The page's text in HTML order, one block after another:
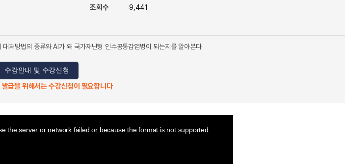
조회수 9,441
처방법의 종류와 AI가 왜 국가재난형 인수공통감염병이 되는지를 알아본다
수강안내 및 수강신청
급을 위해서는 수강신청이 필요합니다
the server or network failed or because the format is not supported.